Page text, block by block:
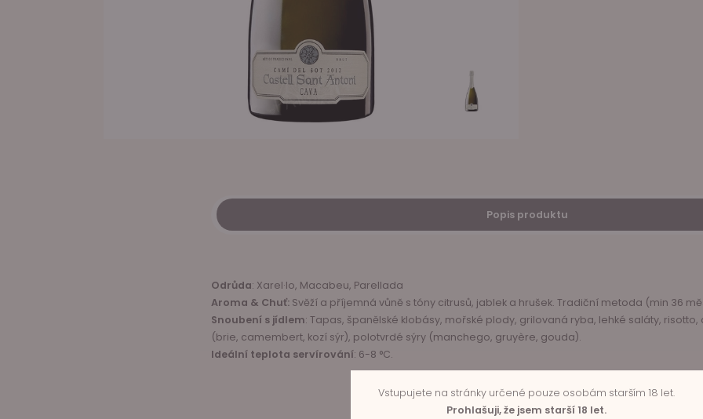
Popis produktu
Odrůda: Xarel·lo, Macabeu, Parellada
Aroma & Chuť: Svěží a příjemná vůně s tóny citrusů, jablek a hrušek. Tradiční metoda (min 36
Snoubení s jídlem: Tapas, španělské klobásy, mořské plody, grilovaná ryba, lehké saláty, risotto,
(brie, camembert, kozí sýr), polotvrdé sýry (manchego, gruyère, gouda).
Ideální teplota servírování: 6-8 °C.
Vstupujete na stránky určené pouze osobám starším 18 let.
Prohlašuji, že jsem starší 18 let.